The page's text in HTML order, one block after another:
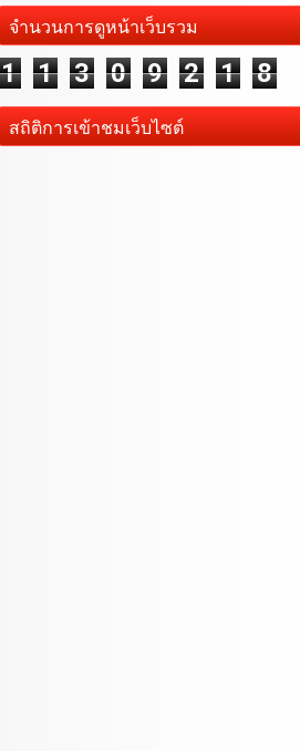
จำนวนการดูหน้าเว็บรวม
1 1 3 0 9 2 1 8
สถิติการเข้าชมเว็บไซต์